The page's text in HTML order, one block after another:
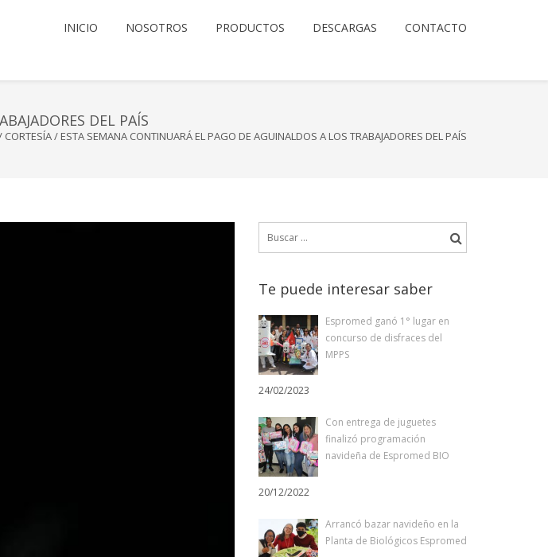
INICIO NOSOTROS PRODUCTOS DESCARGAS CONTACTO
DEL PAÍS
CORTESÍA/ ESTA SEMANA CONTINUARÁ EL PAGO DE AGUINALDOS A LOS TRABAJADORES DEL PAÍS
Te puede interesar saber
Espromed ganó 1° lugar en
concurso de disfraces del
MPPS
24/02/2023
Con entrega de juguetes
finalizó programación
navideña de Espromed BIO
20/12/2022
Arrancó bazar navideño en la
Planta de Biológicos Espromed